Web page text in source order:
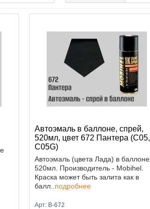
Автоэмаль в баллоне, спрей,
520мл, цвет 672 Пантера (C05,
C05G)
Автоэмаль (цвета Лада) в баллоне
520мл. Производитель - Mobihel.
Краска может быть залита как в
балл.. подробнее
Арт: B-672